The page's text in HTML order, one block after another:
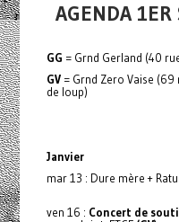
AGENDA
GG = Grnd Gerland (40
GV= Grnd Zero Vaise
de loup)
Janvier
mar 13 : Dure mère +
ven 16 : Concert de